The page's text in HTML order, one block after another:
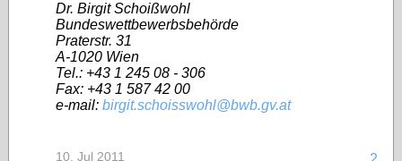
Dr. Birgit Schoißwohl
Bundeswettbewerbsbehörde
Praterstr. 31
A-1020 Wien
Tel.: +43 1 245 08 - 306
Fax: +43 1 587 42 00
e-mail: birgit.schoisswohl@bwb.gv.at
10. Jul 2011